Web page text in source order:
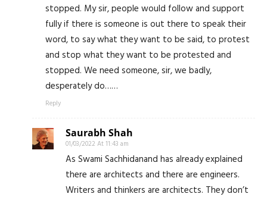
stopped. My sir, people would follow and support
fully if there is someone is out there to speak their
word, to say what they want to be said, to protest
and stop what they want to be protested and
stopped. We need someone, sir, we badly,
desperately do……
Reply
Saurabh Shah
01/03/2022 At 11:43 am
As Swami Sachhidanand has already explained
there are architects and there are engineers.
Writers and thinkers are architects. They don’t